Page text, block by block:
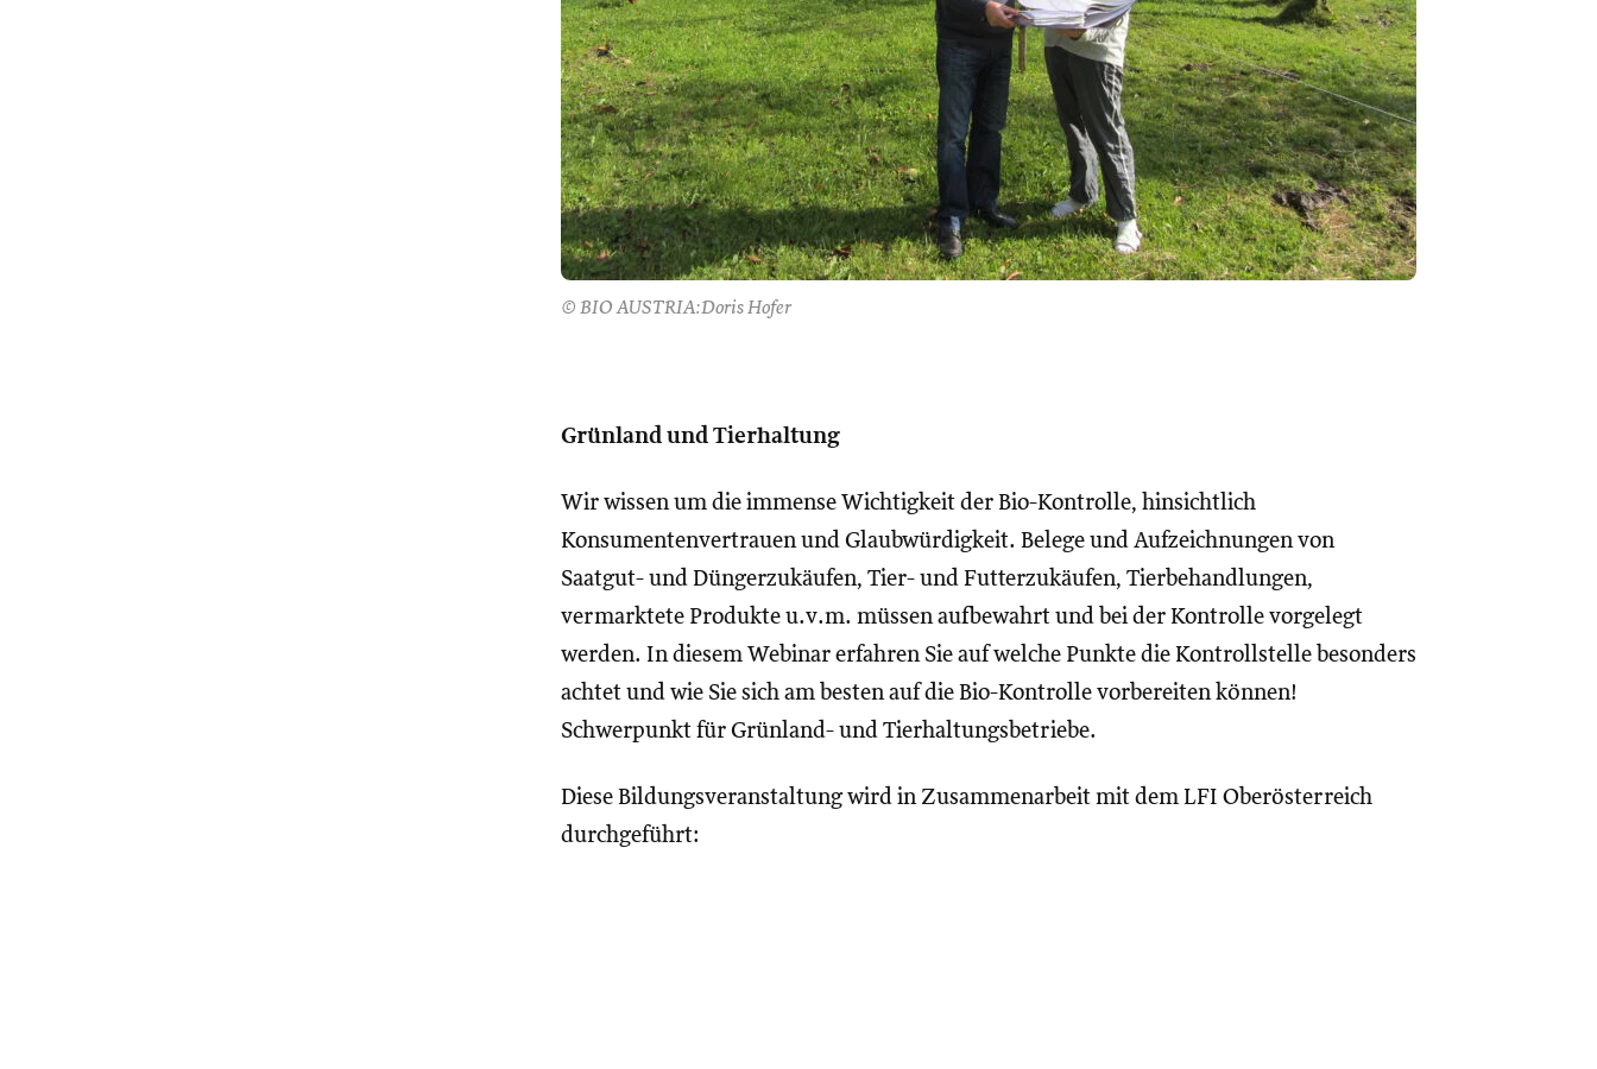
© BIO AUSTRIA:Doris Hofer
Grünland und Tierhaltung
Wir wissen um die immense Wichtigkeit der Bio-Kontrolle, hinsichtlich
Konsumentenvertrauen und Glaubwürdigkeit. Belege und Aufzeichnungen von
Saatgut- und Düngerzukäufen, Tier- und Futterzukäufen, Tierbehandlungen,
vermarktete Produkte u.v.m. müssen aufbewahrt und bei der Kontrolle vorgelegt
werden. In diesem Webinar erfahren Sie auf welche Punkte die Kontrollstelle besonders
achtet und wie Sie sich am besten auf die Bio-Kontrolle vorbereiten können!
Schwerpunkt für Grünland- und Tierhaltungsbetriebe.
Diese Bildungsveranstaltung wird in Zusammenarbeit mit dem LFI Oberösterreich
durchgeführt: